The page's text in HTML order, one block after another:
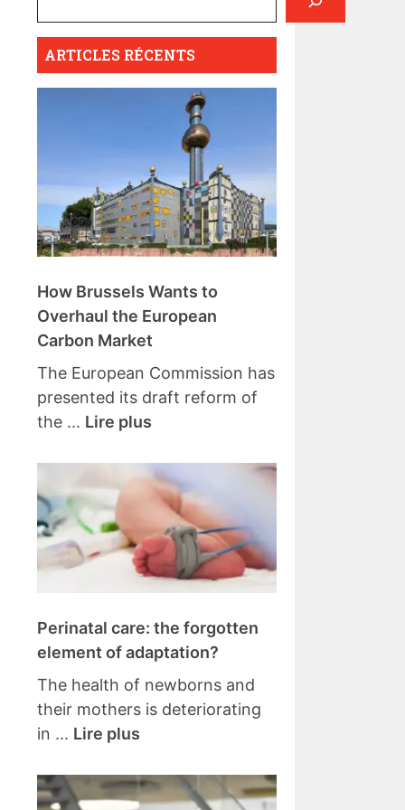
ARTICLES RÉCENTS
How Brussels Wants to
Overhaul the European
Carbon Market
The European Commission has
presented its draft reform of
the ... Lire plus
Perinatal care: the forgotten
element of adaptation?
The health of newborns and
their mothers is deteriorating
in ... Lire plus